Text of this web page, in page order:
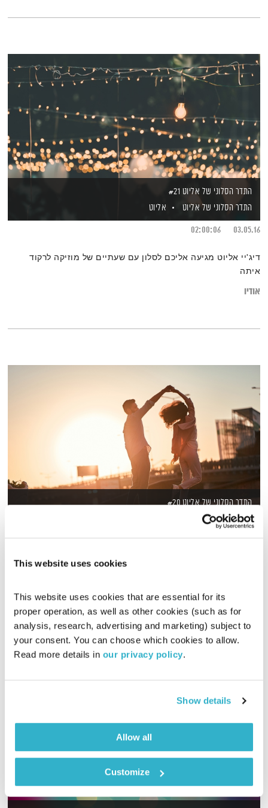
This website uses cookies
This website uses cookies that are essential for its
proper operation, as well as other cookies (such as for
analysis, research, advertising and marketing) subject to
your consent. You can choose which cookies to allow.
Read more details in our privacy policy.
Show details
Allow all
Customize
התדר הסלוני של אליוט #21
התדר הסלוני של אליוט
אליוט
03.05.16
02:00:06
דיג'יי אליוט מגיעה אליכם לסלון עם שעתיים של מוזיקה לרקוד
איתה
אודיו
התדר הסלוני של אליוט #20
התדר הסלוני של אליוט
14.04.16
01:59:56
דיג'יי אליוט מגיעה אליכם לסלון עם שעתיים של מוזיקה לרקוד